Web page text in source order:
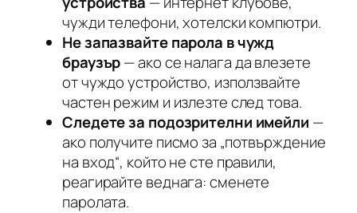
чужди телефони, хотелски компютри.
Не запазвайте парола в чужд
браузър— ако се налага да влезете
от чуждо устройство, използвайте
частен режим и излезте след това.
Следете за подозрителни имейли —
ако получите писмо за „потвърждение
на вход“, който не сте правили,
реагирайте веднага: сменете
паролата.